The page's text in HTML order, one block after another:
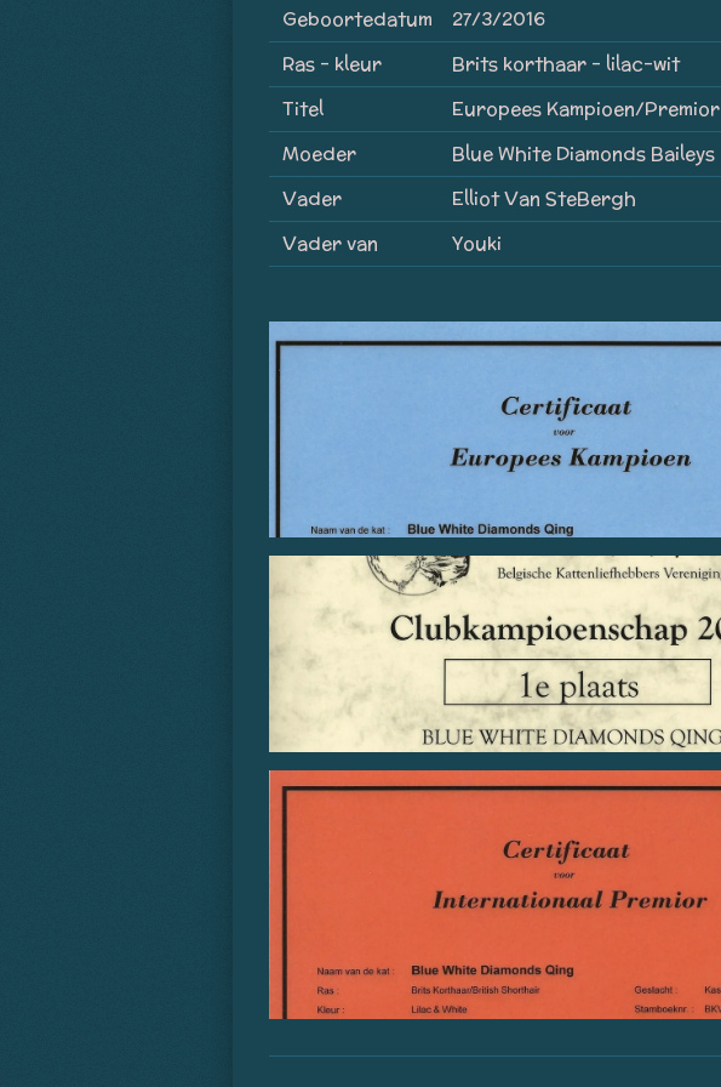
Geboortedatum
27/3/2016
Ras - kleur
Brits korthaar - lilac-wit
Titel
Europees Kampioen/Premior
Moeder
Blue White Diamonds Baileys
Vader
Elliot Van SteBergh
Vader van
Youki